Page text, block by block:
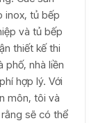
inox, tủ bếp
và tủ bếp
thiết kế thi
phố, nhà liền
hợp lý. Với
môn, tôi và
sẽ có thể